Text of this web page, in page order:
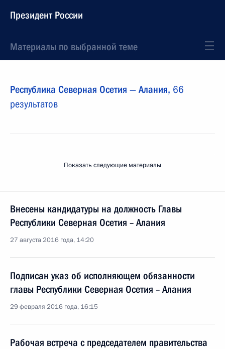
Президент России
Материалы по выбранной теме
Республика Северная Осетия — Алания, 66
результатов
Показать следующие материалы
Внесены кандидатуры на должность Главы
Республики Северная Осетия – Алания
27 августа 2016 года, 14:20
Подписан указ об исполняющем обязанности
главы Республики Северная Осетия – Алания
29 февраля 2016 года, 16:15
Рабочая встреча с председателем правительства